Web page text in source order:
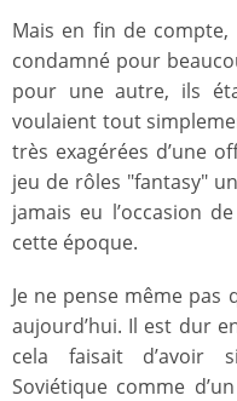
Mais en fin de compte,
condamné pour
pour une autre, ils
voulaient tout
très exagérées d’une
jeu de rôles "fantasy"
jamais eu l’occasion
cette époque.
Je ne pense même
aujourd’hui. Il est dur
cela faisait d’avoir
Soviétique comme